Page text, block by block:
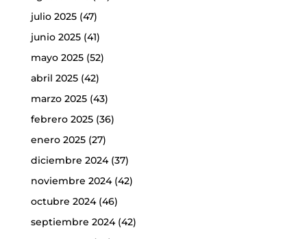
julio 2025(47)
junio 2025(41)
mayo 2025(52)
abril 2025(42)
marzo 2025(43)
febrero 2025(36)
enero 2025(27)
diciembre 2024(37)
noviembre 2024(42)
octubre 2024(46)
septiembre 2024(42)